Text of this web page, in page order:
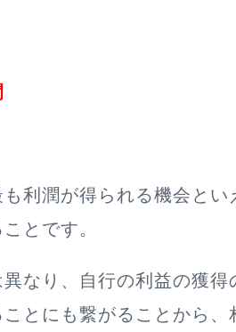
利潤が得られる機会とい
と です。
なり、自行の利益の獲得
とにも繋がることから、